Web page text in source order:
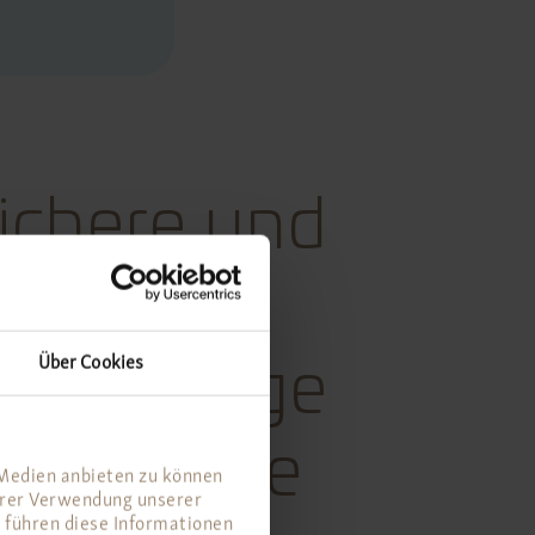
Über Cookies
anbieten zu können
Verwendung unserer
diese Informationen
und
Auge
die